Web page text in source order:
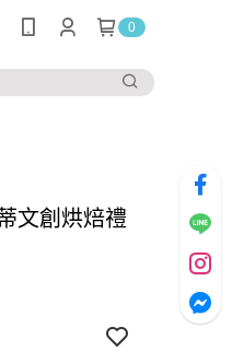
0
文創烘焙禮